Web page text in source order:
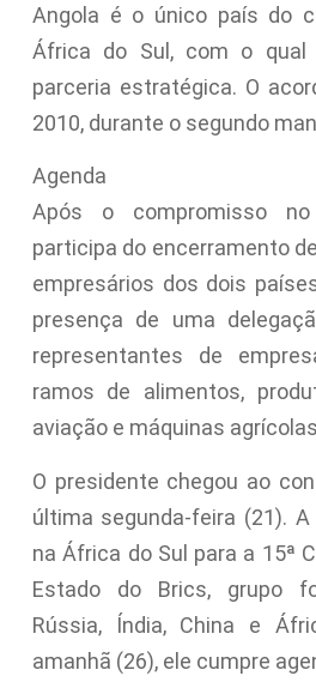
Angola é o único país do
África do Sul, com o
parceria estratégica. O
2010, durante o segundo
Agenda
Após o compromisso no
participa do encerramento
empresários dos dois
presença de uma
representantes de
ramos de alimentos,
aviação e máquinas
O presidente chegou ao
última segunda-feira (21).
na África do Sul para a 15ª
Estado do Brics, grupo
Rússia, Índia, China e
amanhã (26), ele cumpre